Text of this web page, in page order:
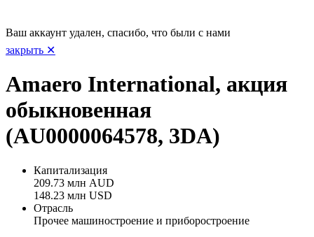
Ваш аккаунт удален, спасибо, что были с нами
закрыть ✕
Amaero International, акция
обыкновенная
(AU0000064578, 3DA)
Капитализация
209.73 млн AUD
148.23 млн USD
Отрасль
Прочее машиностроение и приборостроение